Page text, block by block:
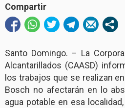
Compartir
Santo Domingo. – La
Alcantarillados (CAASD)
los trabajos que se realizan
Bosch no afectarán en lo
agua potable en esa